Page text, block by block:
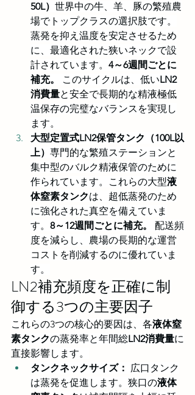
50L） 世界中の牛、羊、豚の繁殖農
場でトップクラスの選択肢です。
蒸発を抑え温度を安定させるため
に、最適化された狭いネックで設
計されています。 4～6週間ごとに
補充。
このサイクルは、低いLN2
消費量と安全で長期的な精液極低
温保存の完璧なバランスを実現し
ます。
大型定置式LN2保管タンク（100L以
上） 専門的な繁殖ステーションと
集中型のバルク精液保管のために
作られています。これらの大型液
体窒素タンクは、超低蒸発のため
に強化された真空を備えていま
す。 8～12週間ごとに補充。
配送頻
度を減らし、農場の長期的な運営
コストを削減するのに優れていま
す。
LN2補充頻度を正確に制
御する3つの主要因子
これらの3つの核心的要因は、各液体窒
素タンクの蒸発率と年間総LN2消費量に
直接影響します。
タンクネックサイズ： 広口タンク
は蒸発を促進します。狭口の液体